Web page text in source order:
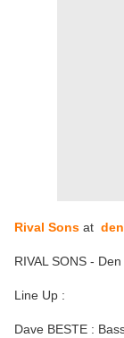
Rival Sons at
RIVAL SONS -
Line Up :
Dave BESTE :